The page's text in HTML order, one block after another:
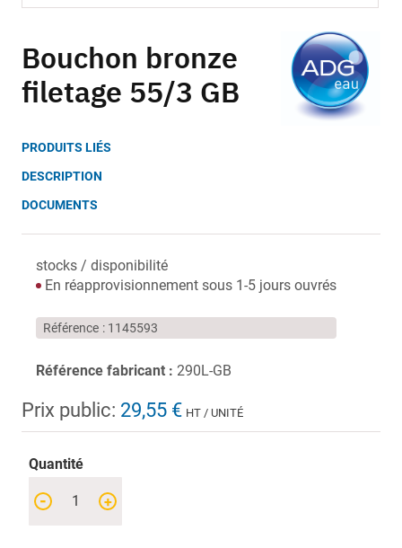
the
beginning
gallery
Bouchon bronze
filetage 55/3 GB
PRODUITS LIÉS
DESCRIPTION
DOCUMENTS
stocks / disponibilité
En réapprovisionnement sous 1-5 jours ouvrés
Référence 1145593
Référence fabricant : 290L-GB
Prix public: 29,55 € HT / UNITÉ
Quantité
+
-